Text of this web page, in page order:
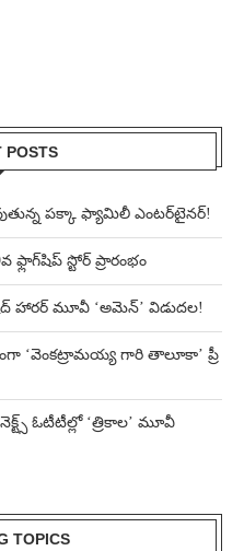
POSTS
పక్కా ఫ్యామిలీ ఎంటర్‌టైనర్!
స్టోర్ ప్రారంభం
హారర్ మూవీ ‘అమెన్’ విడుదల!
‘వెంకట్రామయ్య గారి తాలూకా’ ప్రీ
ఓటీటీల్లో ‘త్రికాల’ మూవీ
TOPICS